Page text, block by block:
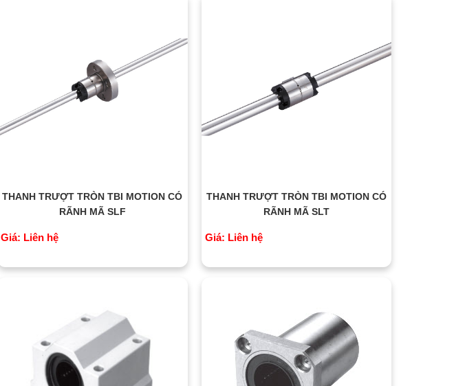
THANH TRƯỢT TRÒN TBI MOTION CÓ
RÃNH MÃ SLF
Giá: Liên hệ
THANH TRƯỢT TRÒN TBI MOTION CÓ
RÃNH MÃ SLT
Giá: Liên hệ